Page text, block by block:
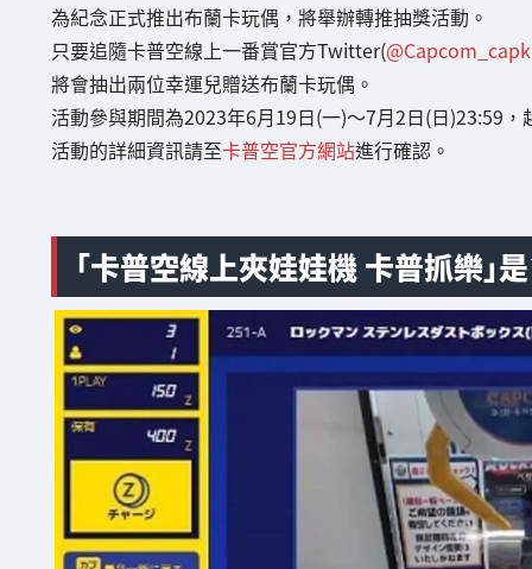
為紀念正式推出布蘭卡玩偶，將舉辦轉推抽獎活動。
只要追隨卡普空線上一番賞官方Twitter(
將會抽出兩位幸運兒贈送布蘭卡玩偶。
活動參與期間為2023年6月19日(一)～7月2日(日)23:59，
活動的詳細資訊請至卡普空官方網站進行確認。
「卡普空線上夾娃娃機 卡普抓樂」是